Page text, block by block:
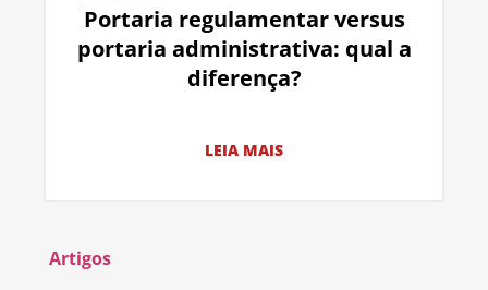
Portaria regulamentar versus
portaria administrativa: qual a
diferença?
LEIA MAIS
Artigos